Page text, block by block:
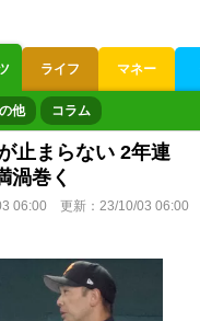
ライフ マネー
他 コラム
止まらない 2年連
渦巻く
06:00 更新： 23/10/03 06:00